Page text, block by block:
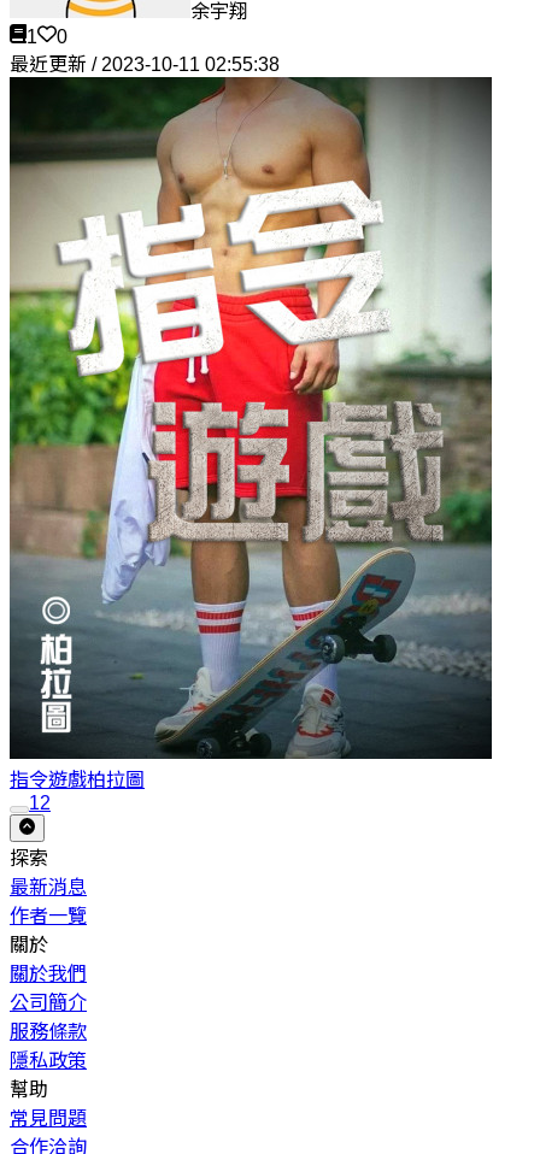
余宇翔
1
0
最近更新 / 2023-10-11 02:55:38
指令遊戲柏拉圖
12
探索
最新消息
作者一覽
關於
關於我們
公司簡介
服務條款
隱私政策
幫助
常見問題
合作洽詢